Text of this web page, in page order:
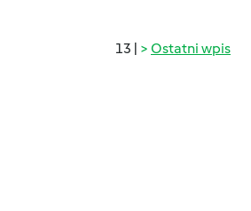
13 | Ostatni wpis